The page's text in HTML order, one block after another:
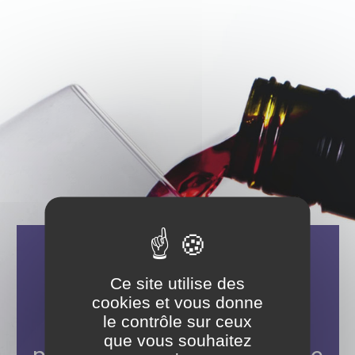
Ia Ora Na !
Veuillez vérifier votre âge
Ce site utilise des
cookies et vous donne
le contrôle sur ceux
que vous souhaitez